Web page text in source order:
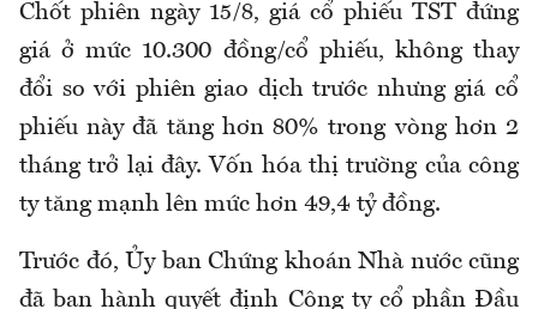
Chốt phiên ngày 15/8, giá cổ phiếu TST đứng
giá ở mức 10.300 đồng/cổ phiếu, không thay
đổi so với phiên giao dịch trước nhưng giá cổ
phiếu này đã tăng hơn 80% trong vòng hơn 2
tháng trở lại đây. Vốn hóa thị trường của công
ty tăng mạnh lên mức hơn 49,4 tỷ đồng.
Trước đó, Ủy ban Chứng khoán Nhà nước cũng
đã ban hành quyết định Công ty cổ phần Đầu